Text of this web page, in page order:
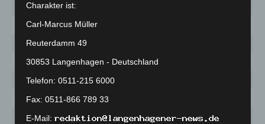
Pattensen
Ronnenberg
48
Seelze
98
Sehnde
48 545
Springe
33
Uetze
23
Wedemark
71 520
148,7
Charakter ist:
Carl-Marcus Müller
Reuterdamm 49
30853 Langenhagen - Deutschland
Telefon: 0511-215 6000
Fax: 0511-866 789 33
E-Mail: